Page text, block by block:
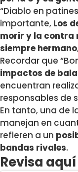
“Diablo en
importante, Los
morir y la contra
siempre
Recordar que
impactos de
encuentran
responsables de
En tanto, una de
manejan en
refieren a un
bandas rivales.
Revisa